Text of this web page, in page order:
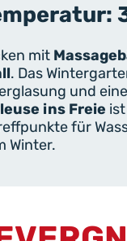
mit
. Das
und
ins Freie
für
Winter.